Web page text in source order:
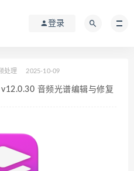
登录
处理 2025-10-09
音频光谱编辑与修复